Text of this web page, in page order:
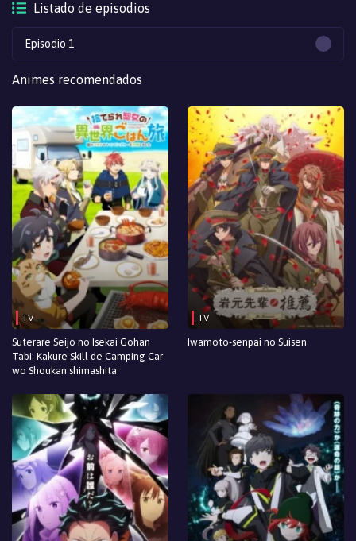
Listado de episodios
Episodio 1
Animes recomendados
TV
Suterare Seijo no Isekai Gohan
Tabi: Kakure Skill de Camping Car
wo Shoukan shimashita
TV
Iwamoto-senpai no Suisen